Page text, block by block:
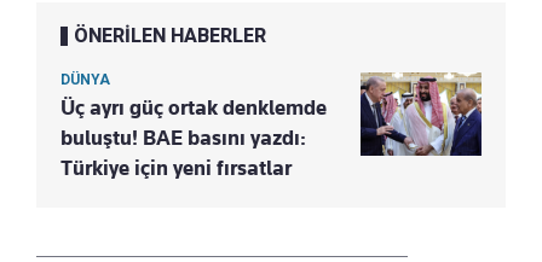
ÖNERİLEN HABERLER
DÜNYA
Üç ayrı güç ortak denklemde
buluştu! BAE basını yazdı:
Türkiye için yeni fırsatlar